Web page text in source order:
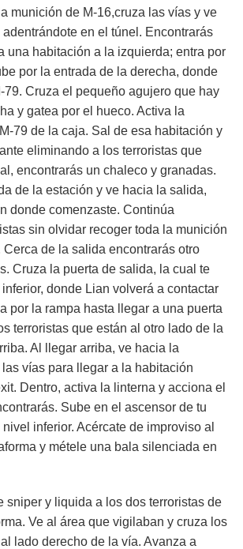
munición de M-16,cruza las vías y ve
en el túnel. Encontrarás
una habitación a la izquierda; entra por
por la entrada de la derecha, donde
79. Cruza el pequeño agujero que hay
y gatea por el hueco. Activa la
79 de la caja. Sal de esa habitación y
eliminando a los terroristas que
encontrarás un chaleco y granadas.
de la estación y ve hacia la salida,
donde comenzaste. Continúa
sin olvidar recoger toda la munición
de la salida encontrarás otro
Cruza la puerta de salida, la cual te
inferior, donde Lian volverá a contactar
por la rampa hasta llegar a una puerta
terroristas que están al otro lado de la
Al llegar arriba, ve hacia la
vías para llegar a la habitación
Dentro, activa la linterna y acciona el
Sube en el ascensor de tu
inferior. Acércate de improviso al
y métele una bala silenciada en
sniper y liquida a los dos terroristas de
Ve al área que vigilaban y cruza los
lado derecho de la vía. Avanza a